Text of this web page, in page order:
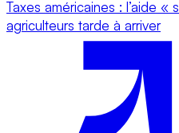
Taxes américaines : l’aide «
agriculteurs tarde à arriver